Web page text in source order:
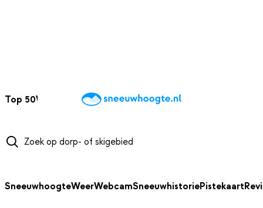
Top 50Webcams WintersportweerKaarten
SneeuwhoogteWeerWebcamSneeuwhistoriePistekaart